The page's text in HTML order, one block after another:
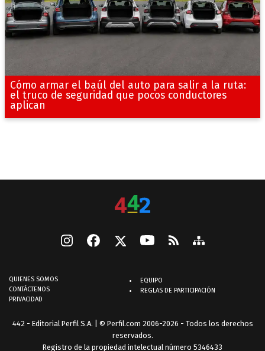
Cómo armar el baúl del auto para salir a la ruta:
el truco de seguridad que pocos conductores
aplican
QUIENES SOMOS
CONTÁCTENOS
PRIVACIDAD
EQUIPO
REGLAS DE PARTICIPACIÓN
442 - Editorial Perfil S.A. | © Perfil.com 2006-2026 - Todos los derechos
reservados.
Registro de la propiedad intelectual número 5346433